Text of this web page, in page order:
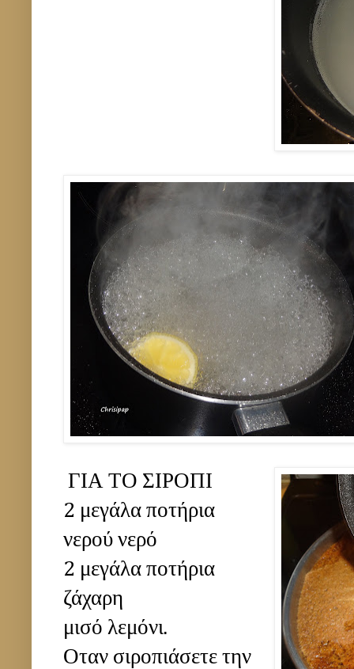
ΓΙΑ ΤΟ ΣΙΡΟΠΙ
2 μεγάλα ποτήρια
νερού νερό
2 μεγάλα ποτήρια
ζάχαρη
μισό λεμόνι.
Οταν σιροπιάσετε την